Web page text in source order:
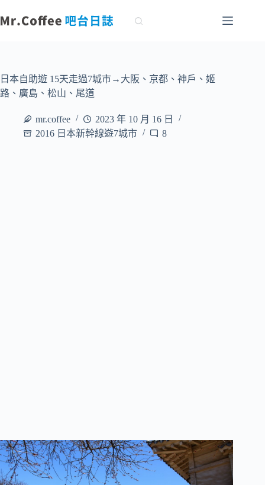
至
容日本自助遊 15天走過7城市→大阪、京都、神戶、姬
路、廣島、松山、尾道
mr.coffee
2023 年 10 月 16 日
2016 日本新幹線遊7城市
8